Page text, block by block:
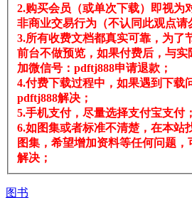
2.购买会员（或单次下载）即视为
非商业交易行为（不认同此观点请
3.所有收费文档都真实可靠，为了
前台不做预览，如果付费后，与实
加微信号：pdftj888申请退款；
4.付费下载过程中，如果遇到下载
pdftj888解决；
5.手机支付，尽量选择支付宝支付；
6.如图集或者标准不清楚，在本站
图集，希望增加资料等任何问题
解决；
图书